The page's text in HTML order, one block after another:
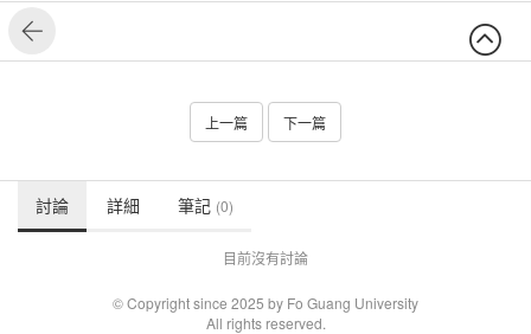
上一篇 下一篇
討論 詳細 筆記 (0)
目前沒有討論
© Copyright since 2025 by Fo Guang University
All rights reserved.